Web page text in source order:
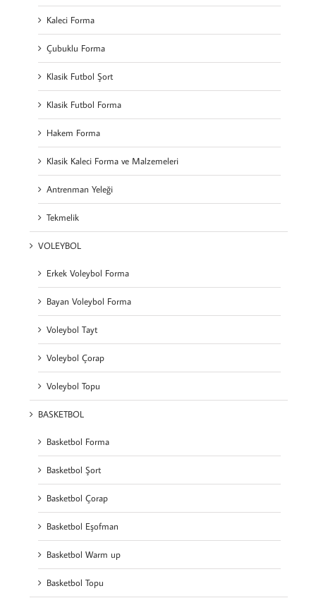
Kaleci Forma
Çubuklu Forma
Klasik Futbol Şort
Klasik Futbol Forma
Hakem Forma
Klasik Kaleci Forma ve Malzemeleri
Antrenman Yeleği
Tekmelik
VOLEYBOL
Erkek Voleybol Forma
Bayan Voleybol Forma
Voleybol Tayt
Voleybol Çorap
Voleybol Topu
BASKETBOL
Basketbol Forma
Basketbol Şort
Basketbol Çorap
Basketbol Eşofman
Basketbol Warm up
Basketbol Topu